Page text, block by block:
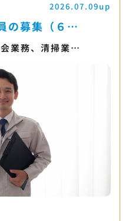
2026.07.09up
の募集（６…
業務、清掃業…